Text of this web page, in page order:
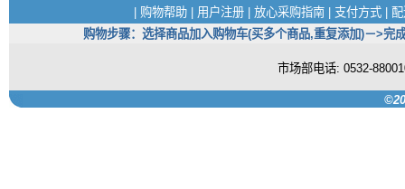
购物帮助 用户注册 放心采购指南 支付方式
购物步骤：选择商品加入购物车(买多个商品,重复添加)－>
市场部电话: 0532-